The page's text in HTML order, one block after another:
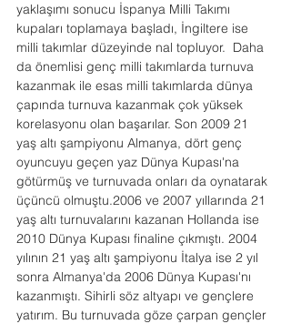
yaklaşımı sonucu İspanya Milli Takımı
kupaları toplamaya başladı, İngiltere ise
milli takımlar düzeyinde nal topluyor.  Daha
da önemlisi genç milli takımlarda turnuva
kazanmak ile esas milli takımlarda dünya
çapında turnuva kazanmak çok yüksek
korelasyonu olan başarılar. Son 2009 21
yaş altı şampiyonu Almanya, dört genç
oyuncuyu geçen yaz Dünya Kupası'na
götürmüş ve turnuvada onları da oynatarak
üçüncü olmuştu.2006 ve 2007 yıllarında 21
yaş altı turnuvalarını kazanan Hollanda ise
2010 Dünya Kupası finaline çıkmıştı. 2004
yılının 21 yaş altı şampiyonu İtalya ise 2 yıl
sonra Almanya'da 2006 Dünya Kupası'nı
kazanmıştı. Sihirli söz altyapı ve gençlere
yatırım. Bu turnuvada göze çarpan gençler